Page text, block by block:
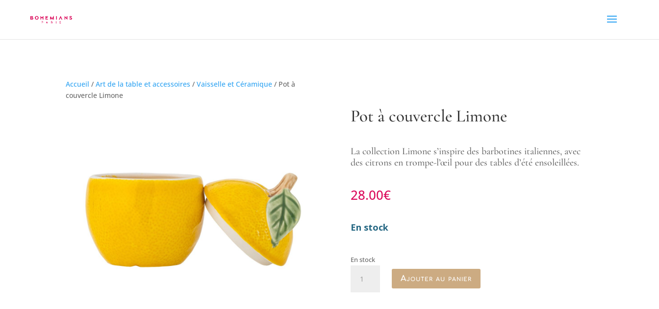
Accueil /Art de la table et accessoires /Vaisselle et Céramique / Pot à
couvercle Limone
Pot à couvercle Limone
La collection Limone s’inspire des barbotines italiennes, avec
des citrons en trompe-l’œil pour des tables d’été ensoleillées.
28.00€
En stock
En stock
Ajouter au panier